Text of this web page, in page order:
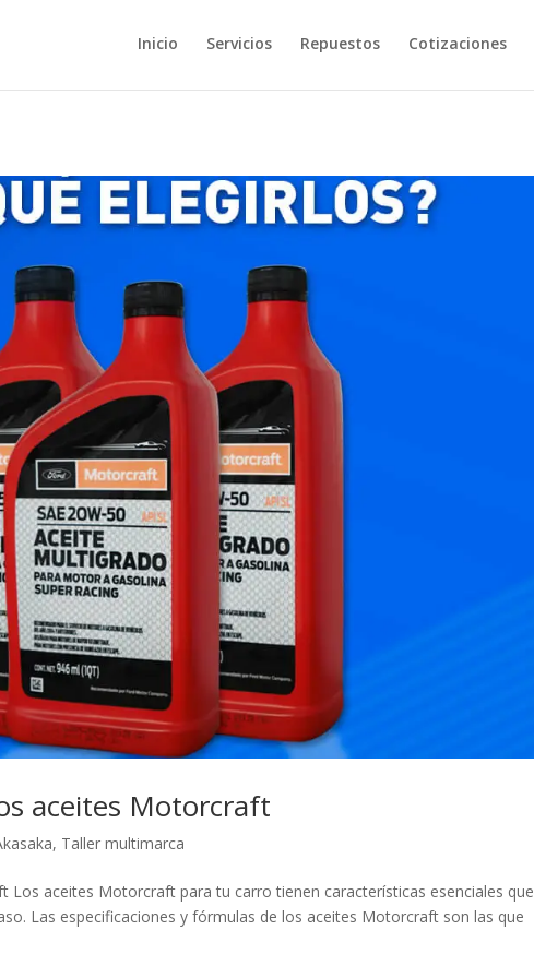
Inicio Servicios Repuestos Cotizaciones
aceites Motorcraft
, Taller multimarca
Los aceites Motorcraft para tu carro tienen características esenciales que
Las especificaciones y fórmulas de los aceites Motorcraft son las que